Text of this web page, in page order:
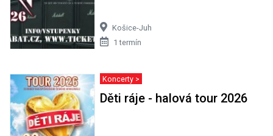
Košice-Juh
1 termín
Koncerty >
Děti ráje - halová tour 2026